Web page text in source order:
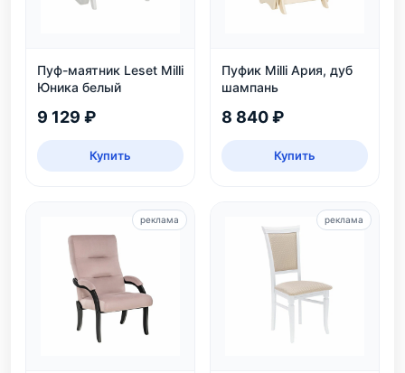
Пуф-маятник Leset Milli
Юника белый
9 129 ₽
Купить
Пуфик Milli Ария, дуб
шампань
8 840 ₽
Купить
реклама реклама